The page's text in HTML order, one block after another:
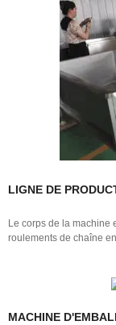
LIGNE DE
Le corps de la machine
roulements de chaîne
MACHINE